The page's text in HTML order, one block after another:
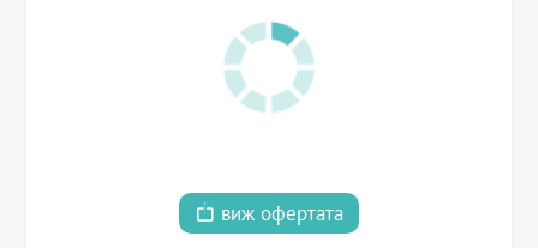
виж офертата